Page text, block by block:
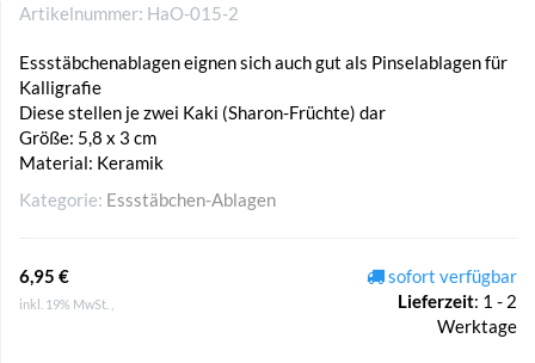
Artikelnummer: HaO-015-2
Essstäbchenablagen eignen sich auch gut als Pinselablagen für
Kalligrafie
Diese stellen je zwei Kaki (Sharon-Früchte) dar
Größe: 5,8 x 3 cm
Material: Keramik
Kategorie: Essstäbchen-Ablagen
6,95 €
inkl. 19% MwSt. ,
sofort verfügbar
Lieferzeit: 1 - 2
Werktage